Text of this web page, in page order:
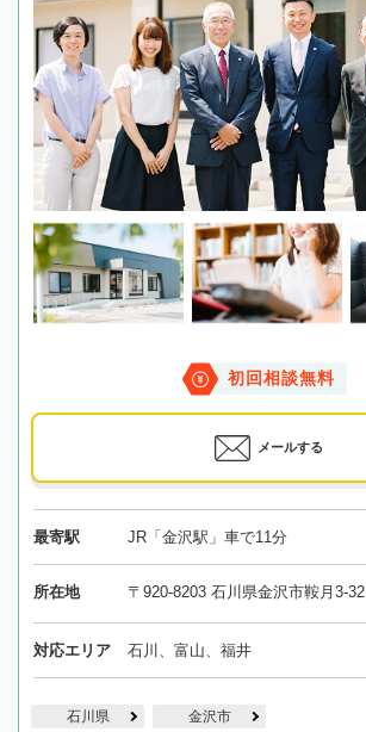
初回相談無料
メールする
最寄駅 JR「金沢駅」車で11分
所在地 〒920-8203 石川県金沢市鞍月3-32
対応エリア 石川、富山、福井
石川県 金沢市